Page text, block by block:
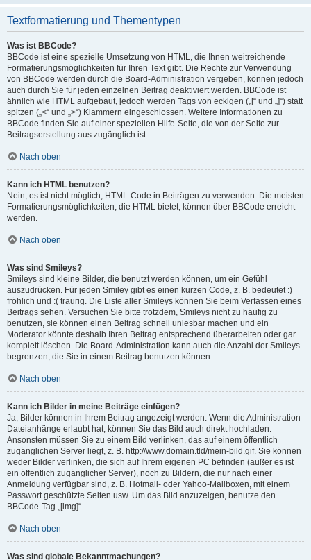
Textformatierung und Thementypen
Was ist BBCode?
BBCode ist eine spezielle Umsetzung von HTML, die Ihnen weitreichende
Formatierungsmöglichkeiten für Ihren Text gibt. Die Rechte zur Verwendung
von BBCode werden durch die Board-Administration vergeben, können jedoch
auch durch Sie für jeden einzelnen Beitrag deaktiviert werden. BBCode ist
ähnlich wie HTML aufgebaut, jedoch werden Tags von eckigen („[“ und „]“) statt
spitzen („<“ und „>“) Klammern eingeschlossen. Weitere Informationen zu
BBCode finden Sie auf einer speziellen Hilfe-Seite, die von der Seite zur
Beitragserstellung aus zugänglich ist.
Nach oben
Kann ich HTML benutzen?
Nein, es ist nicht möglich, HTML-Code in Beiträgen zu verwenden. Die meisten
Formatierungsmöglichkeiten, die HTML bietet, können über BBCode erreicht
werden.
Nach oben
Was sind Smileys?
Smileys sind kleine Bilder, die benutzt werden können, um ein Gefühl
auszudrücken. Für jeden Smiley gibt es einen kurzen Code, z. B. bedeutet :)
fröhlich und :( traurig. Die Liste aller Smileys können Sie beim Verfassen eines
Beitrags sehen. Versuchen Sie bitte trotzdem, Smileys nicht zu häufig zu
benutzen, sie können einen Beitrag schnell unlesbar machen und ein
Moderator könnte deshalb Ihren Beitrag entsprechend überarbeiten oder gar
komplett löschen. Die Board-Administration kann auch die Anzahl der Smileys
begrenzen, die Sie in einem Beitrag benutzen können.
Nach oben
Kann ich Bilder in meine Beiträge einfügen?
Ja, Bilder können in Ihrem Beitrag angezeigt werden. Wenn die Administration
Dateianhänge erlaubt hat, können Sie das Bild auch direkt hochladen.
Ansonsten müssen Sie zu einem Bild verlinken, das auf einem öffentlich
zugänglichen Server liegt, z. B. http://www.domain.tld/mein-bild.gif. Sie können
weder Bilder verlinken, die sich auf Ihrem eigenen PC befinden (außer es ist
ein öffentlich zugänglicher Server), noch zu Bildern, die nur nach einer
Anmeldung verfügbar sind, z. B. Hotmail- oder Yahoo-Mailboxen, mit einem
Passwort geschützte Seiten usw. Um das Bild anzuzeigen, benutze den
BBCode-Tag „[img]“.
Nach oben
Was sind globale Bekanntmachungen?